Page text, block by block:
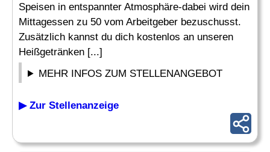
Speisen in entspannter Atmosphäre-dabei wird dein
Mittagessen zu 50 vom Arbeitgeber bezuschusst.
Zusätzlich kannst du dich kostenlos an unseren
Heißgetränken [...]
MEHR INFOS ZUM STELLENANGEBOT
▶ Zur Stellenanzeige